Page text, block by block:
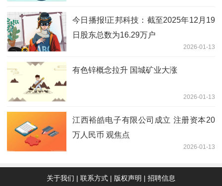
今日播报!正邦科技：截至2025年12月19
日股东总数为16.29万户
2026-01-13
有色锌概念拉升 国城矿业大涨
2026-01-13
江西裕皓电子有限公司成立 注册资本20
万人民币 观焦点
2026-01-13
关于我们 | 联系方式 | 版权声明 | 招聘信息